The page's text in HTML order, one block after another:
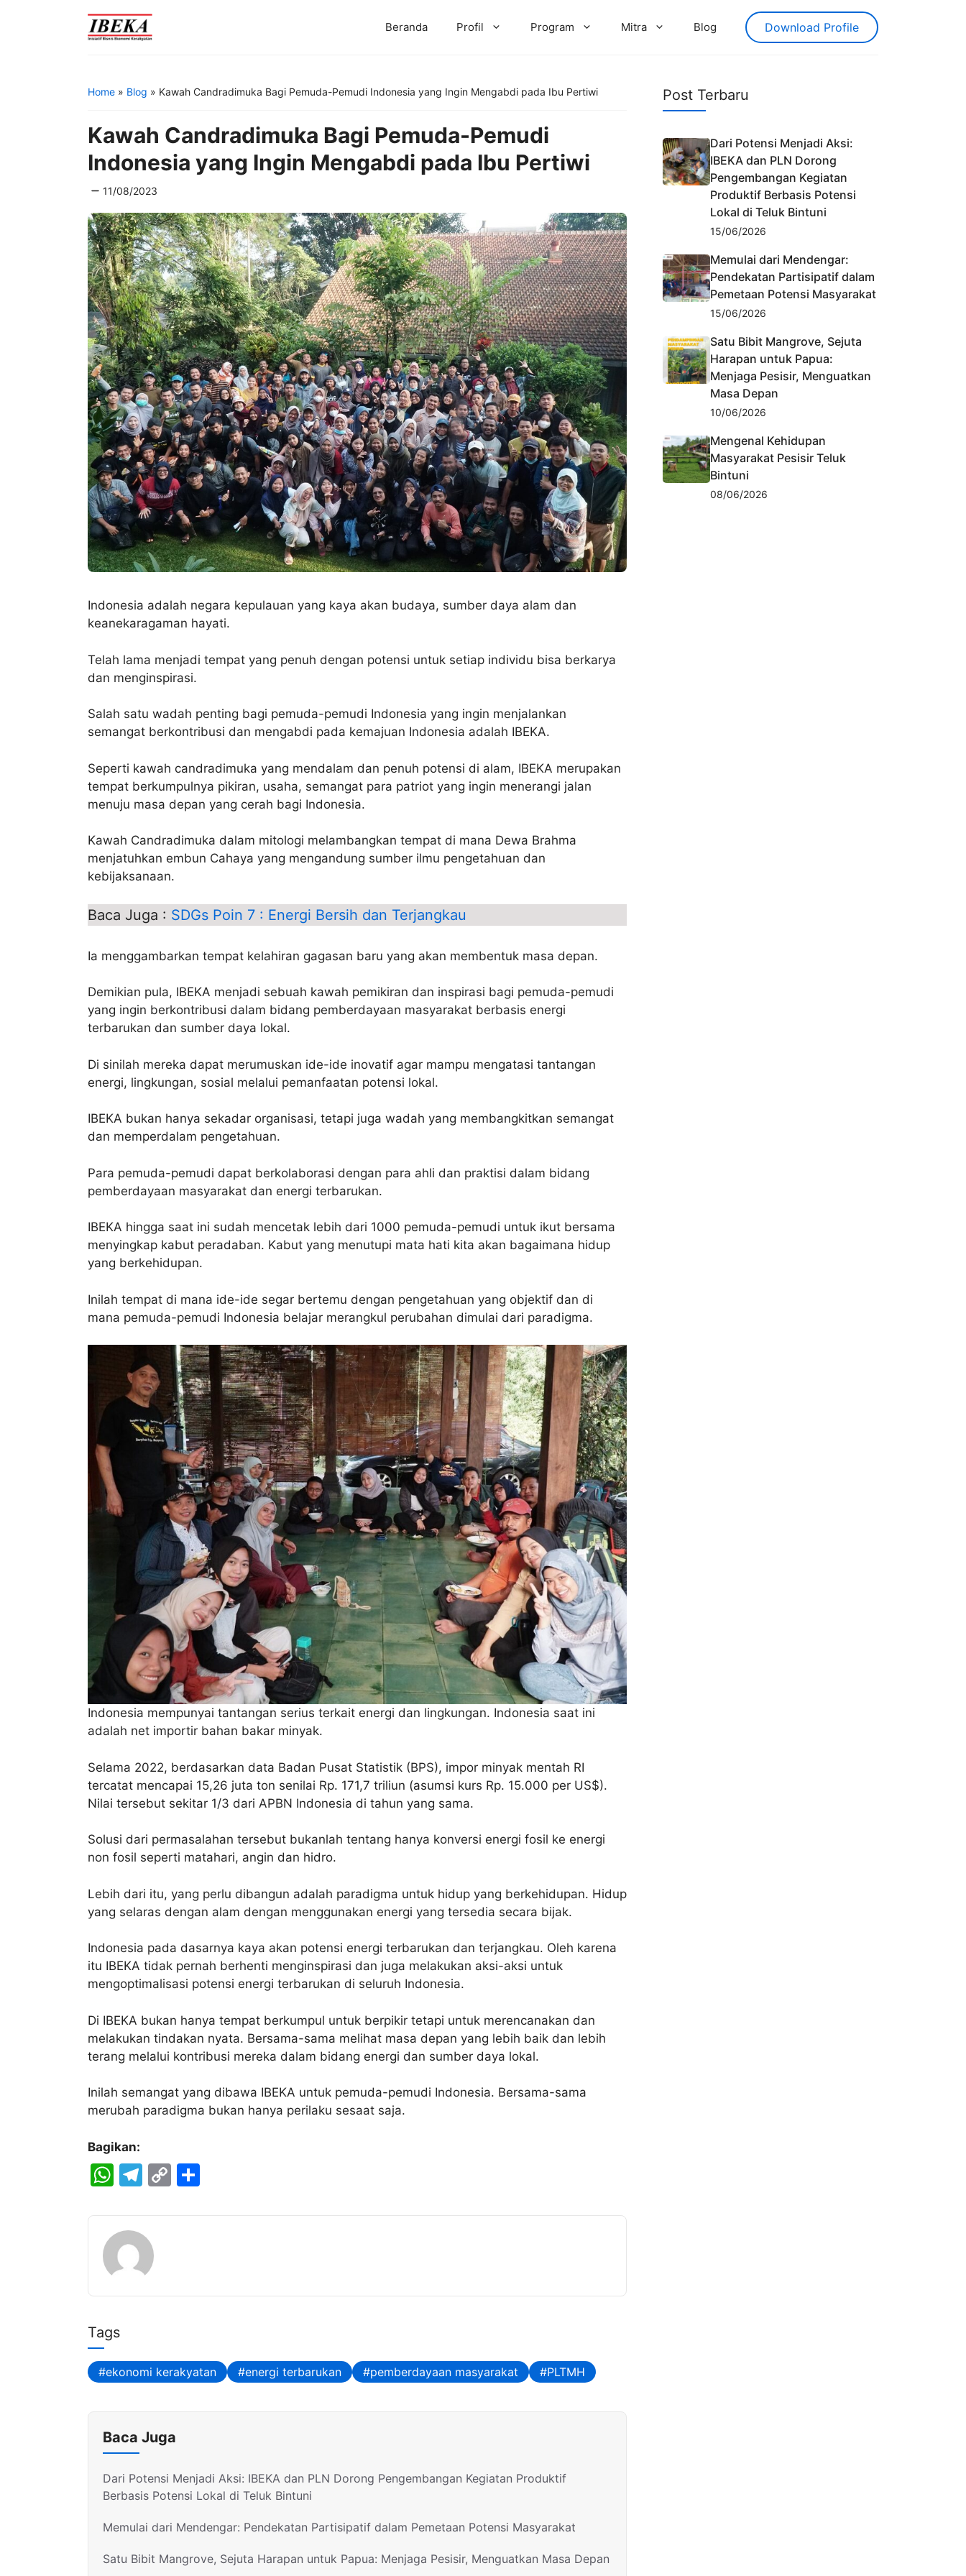
Beranda Profil Program Mitra Blog Download Profile
Home » Blog » Kawah Candradimuka Bagi Pemuda-Pemudi Indonesia yang Ingin Mengabdi pada Ibu Pertiwi
Kawah Candradimuka Bagi Pemuda-Pemudi
Indonesia yang Ingin Mengabdi pada Ibu Pertiwi
11/08/2023
Indonesia adalah negara kepulauan yang kaya akan budaya, sumber daya alam dan
keanekaragaman hayati.
Telah lama menjadi tempat yang penuh dengan potensi untuk setiap individu bisa berkarya
dan menginspirasi.
Salah satu wadah penting bagi pemuda-pemudi Indonesia yang ingin menjalankan
semangat berkontribusi dan mengabdi pada kemajuan Indonesia adalah IBEKA.
Seperti kawah candradimuka yang mendalam dan penuh potensi di alam, IBEKA merupakan
tempat berkumpulnya pikiran, usaha, semangat para patriot yang ingin menerangi jalan
menuju masa depan yang cerah bagi Indonesia.
Kawah Candradimuka dalam mitologi melambangkan tempat di mana Dewa Brahma
menjatuhkan embun Cahaya yang mengandung sumber ilmu pengetahuan dan
kebijaksanaan.
Baca Juga : SDGs Poin 7 : Energi Bersih dan Terjangkau
Ia menggambarkan tempat kelahiran gagasan baru yang akan membentuk masa depan.
Demikian pula, IBEKA menjadi sebuah kawah pemikiran dan inspirasi bagi pemuda-pemudi
yang ingin berkontribusi dalam bidang pemberdayaan masyarakat berbasis energi
terbarukan dan sumber daya lokal.
Di sinilah mereka dapat merumuskan ide-ide inovatif agar mampu mengatasi tantangan
energi, lingkungan, sosial melalui pemanfaatan potensi lokal.
IBEKA bukan hanya sekadar organisasi, tetapi juga wadah yang membangkitkan semangat
dan memperdalam pengetahuan.
Para pemuda-pemudi dapat berkolaborasi dengan para ahli dan praktisi dalam bidang
pemberdayaan masyarakat dan energi terbarukan.
IBEKA hingga saat ini sudah mencetak lebih dari 1000 pemuda-pemudi untuk ikut bersama
menyingkap kabut peradaban. Kabut yang menutupi mata hati kita akan bagaimana hidup
yang berkehidupan.
Inilah tempat di mana ide-ide segar bertemu dengan pengetahuan yang objektif dan di
mana pemuda-pemudi Indonesia belajar merangkul perubahan dimulai dari paradigma.
Indonesia mempunyai tantangan serius terkait energi dan lingkungan. Indonesia saat ini
adalah net importir bahan bakar minyak.
Selama 2022, berdasarkan data Badan Pusat Statistik (BPS), impor minyak mentah RI
tercatat mencapai 15,26 juta ton senilai Rp. 171,7 triliun (asumsi kurs Rp. 15.000 per US$).
Nilai tersebut sekitar 1/3 dari APBN Indonesia di tahun yang sama.
Solusi dari permasalahan tersebut bukanlah tentang hanya konversi energi fosil ke energi
non fosil seperti matahari, angin dan hidro.
Lebih dari itu, yang perlu dibangun adalah paradigma untuk hidup yang berkehidupan. Hidup
yang selaras dengan alam dengan menggunakan energi yang tersedia secara bijak.
Indonesia pada dasarnya kaya akan potensi energi terbarukan dan terjangkau. Oleh karena
itu IBEKA tidak pernah berhenti menginspirasi dan juga melakukan aksi-aksi untuk
mengoptimalisasi potensi energi terbarukan di seluruh Indonesia.
Di IBEKA bukan hanya tempat berkumpul untuk berpikir tetapi untuk merencanakan dan
melakukan tindakan nyata. Bersama-sama melihat masa depan yang lebih baik dan lebih
terang melalui kontribusi mereka dalam bidang energi dan sumber daya lokal.
Inilah semangat yang dibawa IBEKA untuk pemuda-pemudi Indonesia. Bersama-sama
merubah paradigma bukan hanya perilaku sesaat saja.
Bagikan:
W
at
s
A
p
T
e
gr
a
m
C
p
n
ar
Tags
ekonomi kerakyatan energi terbarukan pemberdayaan masyarakat PLTMH
Baca Juga
Dari Potensi Menjadi Aksi: IBEKA dan PLN Dorong Pengembangan Kegiatan Produktif
Berbasis Potensi Lokal di Teluk Bintuni
Memulai dari Mendengar: Pendekatan Partisipatif dalam Pemetaan Potensi Masyarakat
Satu Bibit Mangrove, Sejuta Harapan untuk Papua: Menjaga Pesisir, Menguatkan Masa Depan
Post Terbaru
Dari Potensi Menjadi Aksi:
IBEKA dan PLN Dorong
Pengembangan Kegiatan
Produktif Berbasis Potensi
Lokal di Teluk Bintuni
15/06/2026
Memulai dari Mendengar:
Pendekatan Partisipatif dalam
Pemetaan Potensi Masyarakat
15/06/2026
Satu Bibit Mangrove, Sejuta
Harapan untuk Papua:
Menjaga Pesisir, Menguatkan
Masa Depan
10/06/2026
Mengenal Kehidupan
Masyarakat Pesisir Teluk
Bintuni
08/06/2026